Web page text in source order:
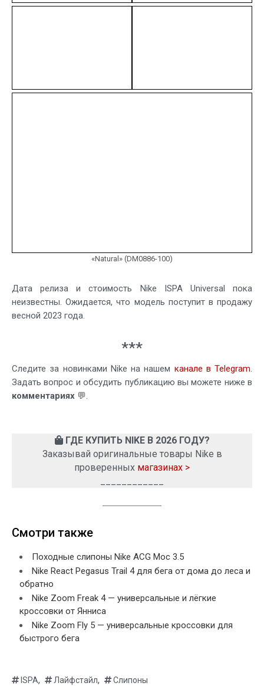
«Natural» (DM0886-100)
Дата релиза и стоимость Nike ISPA Universal пока
неизвестны. Ожидается, что модель поступит в продажу
весной 2023 года.
***
Следите за новинками Nike на нашем канале в Telegram.
Задать вопрос и обсудить публикацию вы можете ниже в
комментариях 💬.
ГДЕ КУПИТЬ NIKE В 2026 ГОДУ?
Заказывай оригинальные товары Nike в
проверенных магазинах >
Смотри также
Походные слипоны Nike ACG Moc 3.5
Nike React Pegasus Trail 4 для бега от дома до леса и
обратно
Nike Zoom Freak 4 — универсальные и лёгкие
кроссовки от Янниса
Nike Zoom Fly 5 — универсальные кроссовки для
быстрого бега
ISPA, Лайфстайл, Слипоны